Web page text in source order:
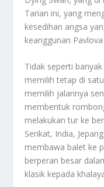
Tarian ini, yang
kesedihan angsa
keanggunan
Tidak seperti
memilih tetap di
memilih jalannya
membentuk
melakukan tur ke
Serikat, India,
membawa balet ke
berperan besar
klasik kepada